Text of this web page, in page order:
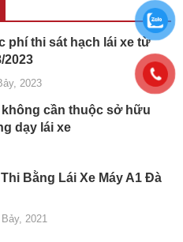
phí thi sát hạch lái xe từ
2023
2023
không cần thuộc sở hữu
dạy lái xe
Bằng Lái Xe Máy A1 Đà
2021